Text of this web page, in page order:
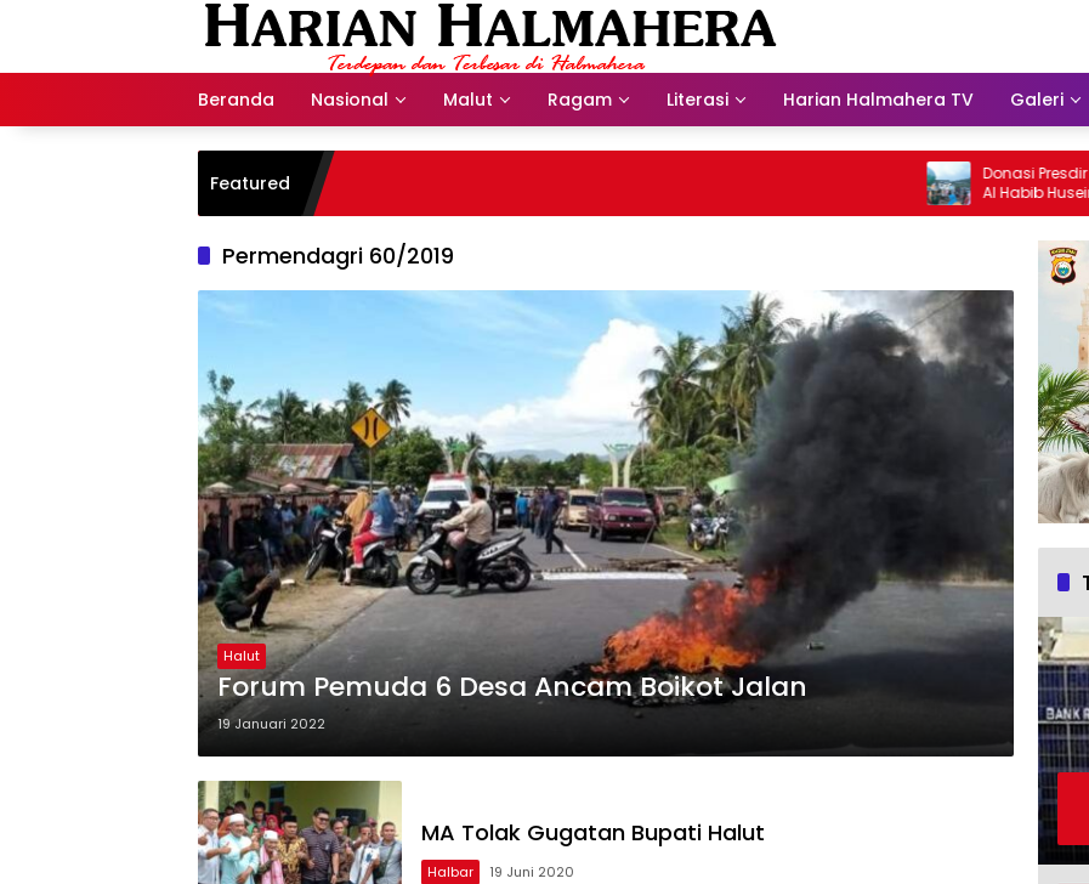
Beranda Nasional Malut Ragam Literasi Harian Halmahera TV Galeri
Featured
Donasi Presdir NHM
Al Habib Husein Albaar
Permendagri 60/2019
Halut
Forum Pemuda 6 Desa Ancam Boikot Jalan
19 Januari 2022
MA Tolak Gugatan Bupati Halut
Halbar 19 Juni 2020